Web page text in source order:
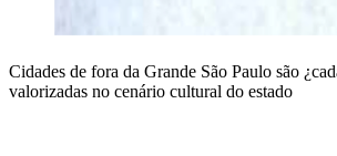
Cidades de fora da Grande São Paulo são
valorizadas no cenário cultural do estado